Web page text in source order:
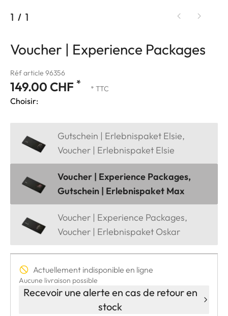
1 / 1
Voucher | Experience Packages
Réf article 96356
149.00 CHF * * TTC
Choisir:
Gutschein | Erlebnispaket Elsie,
Voucher | Erlebnispaket Elsie
Voucher | Experience Packages,
Gutschein | Erlebnispaket Max
Voucher | Experience Packages,
Voucher | Erlebnispaket Oskar
Actuellement indisponible en ligne
Aucune livraison possible
Recevoir une alerte en cas de retour en
stock